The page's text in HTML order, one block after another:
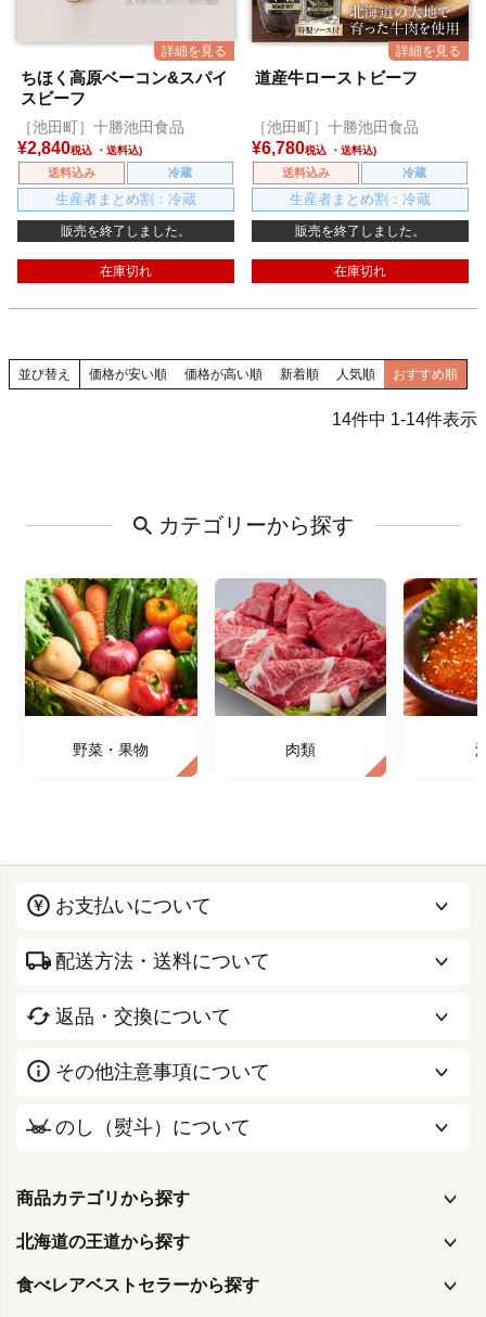
ちほく高原ベーコン&スパイ
スビーフ
［池田町］十勝池田食品
¥2,840税込
送料込み 冷蔵
生産者まとめ割：冷蔵
販売を終了しました。
在庫切れ
道産牛ローストビーフ
［池田町］十勝池田食品
¥6,780税込
送料込み 冷蔵
生産者まとめ割：冷蔵
販売を終了しました。
在庫切れ
並び替え 価格が安い順 価格が高い順 新着順 人気順 おすすめ順
14件中 1-14件表示
カテゴリーから探す
野菜・果物 肉類
お支払いについて
配送方法・送料について
返品・交換について
その他注意事項について
のし（熨斗）について
商品カテゴリから探す
北海道の王道から探す
食べレアベストセラーから探す